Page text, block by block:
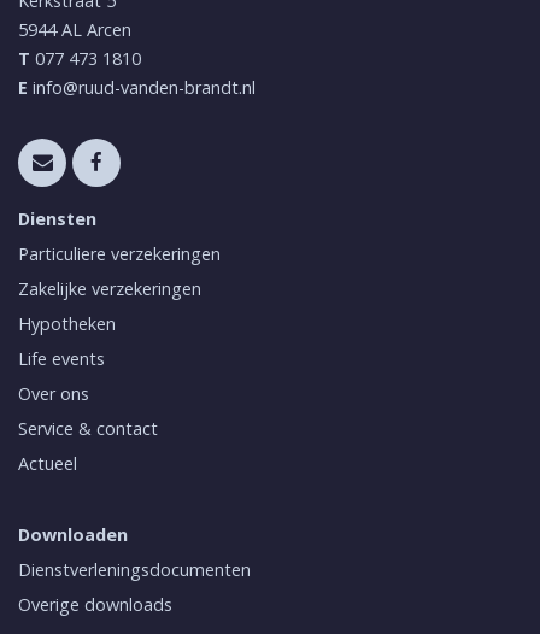
5944 AL Arcen
T 077 473 1810
E info@ruud-vanden-brandt.nl
Diensten
Particuliere verzekeringen
Zakelijke verzekeringen
Hypotheken
Life events
Over ons
Service & contact
Actueel
Downloaden
Dienstverleningsdocumenten
Overige downloads